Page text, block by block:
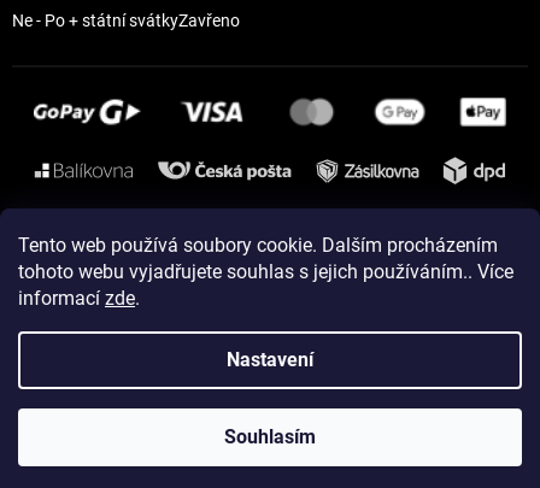
Tento web používá soubory cookie. Dalším procházením
tohoto webu vyjadřujete souhlas s jejich používáním.. Více
informací zde.
Nastavení
Souhlasím
Ne - Po + státní svátkyZavřeno
Instagram
Vytvořil Shoptet
Copyright 2026ELEVEN sportswear. Všechna práva vyhrazena.
Upravit nastavení cookies